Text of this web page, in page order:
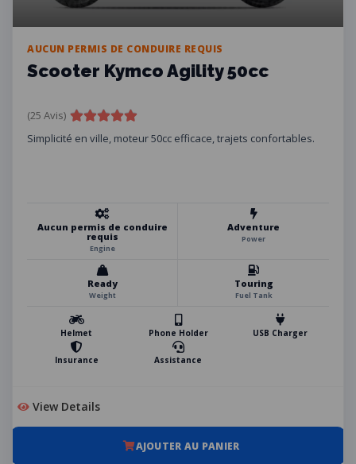
AUCUN PERMIS DE CONDUIRE REQUIS
Scooter Kymco Agility 50cc
(25 Avis)
Simplicité en ville, moteur 50cc efficace, trajets confortables.
Aucun permis de conduire
requis
Engine
Adventure
Power
Ready
Weight
Touring
Fuel Tank
Helmet Phone Holder USB Charger
Insurance Assistance
View Details
AJOUTER AU PANIER